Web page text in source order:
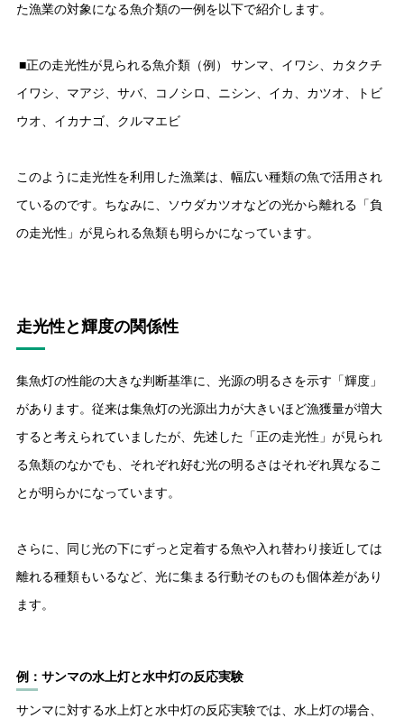
た漁業の対象になる魚介類の一例を以下で紹介します。
■正の走光性が見られる魚介類（例） サンマ、イワシ、カタクチ
イワシ、マアジ、サバ、コノシロ、ニシン、イカ、カツオ、トビ
ウオ、イカナゴ、クルマエビ
このように走光性を利用した漁業は、幅広い種類の魚で活用され
ているのです。ちなみに、ソウダカツオなどの光から離れる「負
の走光性」が見られる魚類も明らかになっています。
走光性と輝度の関係性
集魚灯の性能の大きな判断基準に、光源の明るさを示す「輝度」
があります。従来は集魚灯の光源出力が大きいほど漁獲量が増大
すると考えられていましたが、先述した「正の走光性」が見られ
る魚類のなかでも、それぞれ好む光の明るさはそれぞれ異なるこ
とが明らかになっています。
さらに、同じ光の下にずっと定着する魚や入れ替わり接近しては
離れる種類もいるなど、光に集まる行動そのものも個体差があり
ます。
例：サンマの水上灯と水中灯の反応実験
サンマに対する水上灯と水中灯の反応実験では、水上灯の場合、